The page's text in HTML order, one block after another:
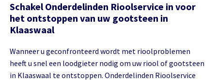
Schakel Onderdelinden Rioolservice in voor
het ontstoppen van uw gootsteen in
Klaaswaal
Wanneer u geconfronteerd wordt met rioolproblemen
heeft u snel een loodgieter nodig om uw riool of gootsteen
in Klaaswaal te ontstoppen. Onderdelinden Rioolservice